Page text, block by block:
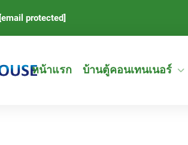
[email protected]
หน้าแรก บ้านตู้คอนเทนเนอร์